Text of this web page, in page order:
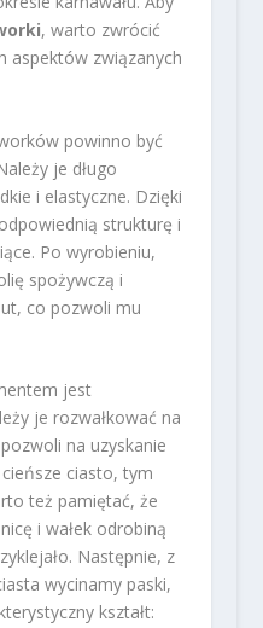
, warto zwrócić
aspektów związanych
powinno być
je długo
i elastyczne. Dzięki
strukturę i
Po wyrobieniu,
spożywczą i
co pozwoli mu
jest
je rozwałkować na
na uzyskanie
ciasto, tym
też pamiętać, że
i wałek odrobiną
Następnie, z
wycinamy paski,
kształt: